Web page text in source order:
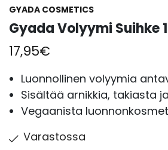
GYADA COSMETICS
Gyada Volyymi Suihke
17,95€
Luonnollinen volyymia
Sisältää arnikkia, takiasta
Vegaanista
Varastossa